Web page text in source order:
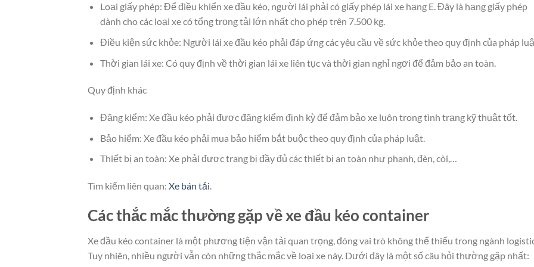
Loại giấy phép: Để điều khiển xe đầu kéo, người lái phải có giấy phép lái xe hạng E. Đây là hạng giấy phép
dành cho các loại xe có tổng trọng tải lớn nhất cho phép trên 7.500 kg.
Điều kiện sức khỏe: Người lái xe đầu kéo phải đáp ứng các yêu cầu về sức khỏe theo quy định của pháp
Thời gian lái xe: Có quy định về thời gian lái xe liên tục và thời gian nghỉ ngơi để đảm bảo an toàn.
Quy định khác
Đăng kiểm: Xe đầu kéo phải được đăng kiểm định kỳ để đảm bảo xe luôn trong tình trạng kỹ thuật tốt.
Bảo hiểm: Xe đầu kéo phải mua bảo hiểm bắt buộc theo quy định của pháp luật.
Thiết bị an toàn: Xe phải được trang bị đầy đủ các thiết bị an toàn như phanh, đèn, còi,…
Tìm kiếm liên quan: Xe bán tải.
Các thắc mắc thường gặp về xe đầu kéo container
Xe đầu kéo container là một phương tiện vận tải quan trọng, đóng vai trò không thể thiếu trong ngành
Tuy nhiên, nhiều người vẫn còn những thắc mắc về loại xe này. Dưới đây là một số câu hỏi thường gặp nhất: